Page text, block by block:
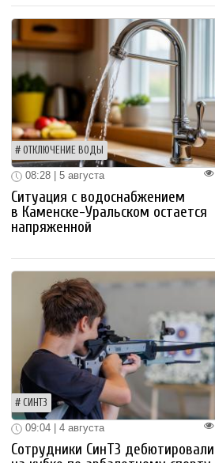
ОТКЛЮЧЕНИЕ ВОДЫ
08:28 | 5 августа
Ситуация с водоснабжением
в Каменске-Уральском остается
напряженной
СИНТЗ
09:04 | 4 августа
Сотрудники СинТЗ дебютировали